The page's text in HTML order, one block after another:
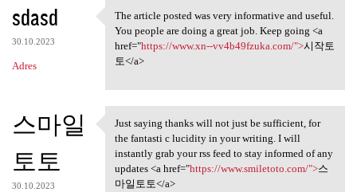
sdasd
30.10.2023
Adres
The article posted was very
The article posted was very informative and useful.
You people are doing a great job. Keep going <a
href="https://www.xn--vv4b49fzuka.com/">시작토
토</a>
스마일
토토
30.10.2023
Just saying thanks will not
Just saying thanks will not just be sufficient, for
the fantasti c lucidity in your writing. I will
instantly grab your rss feed to stay informed of any
updates <a href="https://www.smiletoto.com/">스
마일토토</a>